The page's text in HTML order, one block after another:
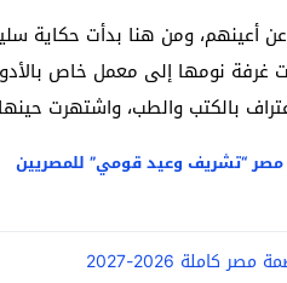
ومن هنا بدأت حكاية
نومها إلى معمل خاص
بالكتب والطب، واشتهرت
مصر “تشريف وعيد قومي” للمصريين
2026-2027